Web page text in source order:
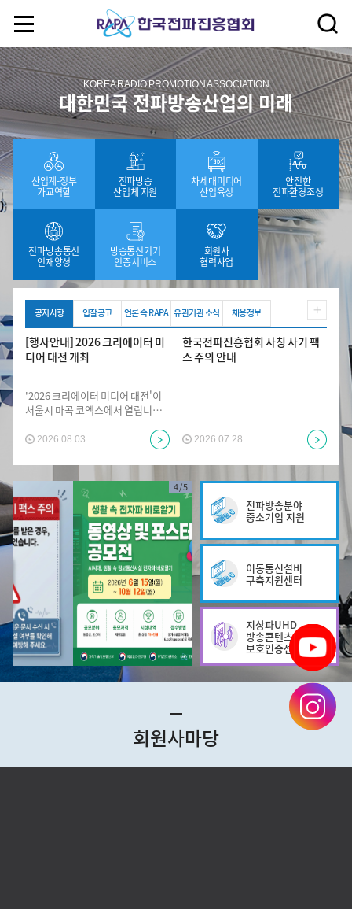
KOREA RADIO PROMOTION ASSOCIATION
대한민국 전파방송산업의 미래
공지사항 입찰공고 언론 속 RAPA 유관기관 소식 채용정보
[행사안내] 2026 크리에이터 미
디어 대전 개최
'2026 크리에이터 미디어 대전'이
서울시 마곡 코엑스에서 열립니다!
장소 : 서울시 마곡 코엑스 1F 전시
2026.08.03
한국전파진흥협회 사칭 사기 팩
스 주의 안내
2026.07.28
산업계-정부
가교역할
전파방송
산업체 지원
차세대미디어
산업육성
안전한
전파환경조성
전파방송통신
인재양성
방송통신기기
인증서비스
회원사
협력사업
4/5
전파방송분야
중소기업 지원
이동통신설비
구축지원센터
지상파UHD
방송콘텐츠
보호인증센터
회원사마당